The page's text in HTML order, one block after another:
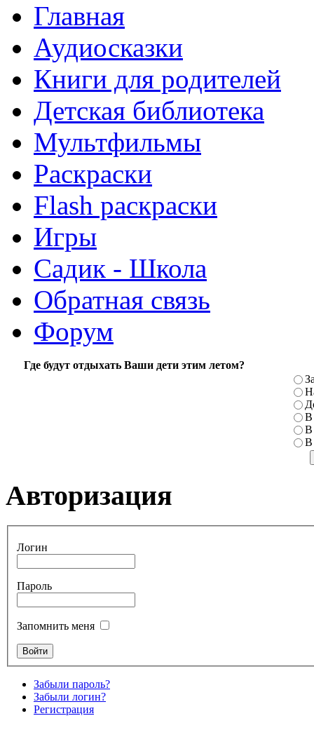
Главная
Аудиосказки
Книги для родителей
Детская библиотека
Мультфильмы
Раскраски
Flash раскраски
Игры
Садик - Школа
Обратная связь
Форум
Где будут отдыхать Ваши дети этим летом?
В
В
В
Авторизация
Логин
Пароль
Запомнить меня
Забыли пароль?
Забыли логин?
Регистрация